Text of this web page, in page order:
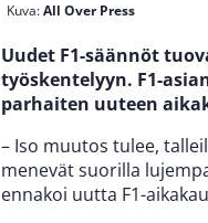
Kuva:All Over Press
Uudet F1-säännöt
työskentelyyn. F1-
parhaiten uuteen
– Iso muutos tulee,
menevät suorilla
ennakoi uutta F1-